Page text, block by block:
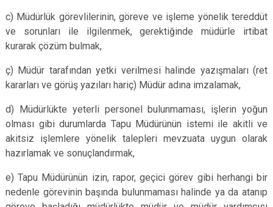
c) Müdürlük görevlilerinin, göreve ve işleme yönelik tereddüt
ve sorunları ile ilgilenmek, gerektiğinde müdürle irtibat
kurarak çözüm bulmak,
ç) Müdür tarafından yetki verilmesi halinde yazışmaları (ret
kararları ve görüş yazıları hariç) Müdür adına imzalamak,
d) Müdürlükte yeterli personel bulunmaması, işlerin yoğun
olması gibi durumlarda Tapu Müdürünün istemi ile akitli ve
akitsiz işlemlere yönelik talepleri mevzuata uygun olarak
hazırlamak ve sonuçlandırmak,
e) Tapu Müdürünün izin, rapor, geçici görev gibi herhangi bir
nedenle görevinin başında bulunmaması halinde ya da atanıp